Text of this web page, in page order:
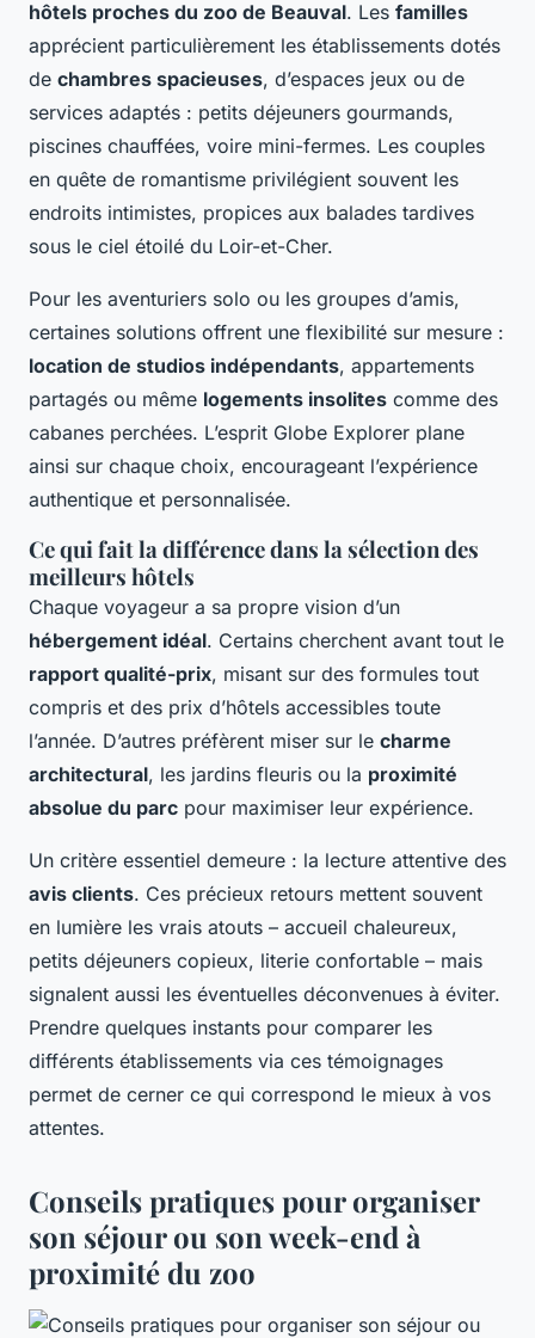
hôtels proches du zoo de Beauval. Les familles
apprécient particulièrement les établissements dotés
de chambres spacieuses, d’espaces jeux ou de
services adaptés : petits déjeuners gourmands,
piscines chauffées, voire mini-fermes. Les couples
en quête de romantisme privilégient souvent les
endroits intimistes, propices aux balades tardives
sous le ciel étoilé du Loir-et-Cher.
Pour les aventuriers solo ou les groupes d’amis,
certaines solutions offrent une flexibilité sur mesure :
location de studios indépendants, appartements
partagés ou même logements insolites comme des
cabanes perchées. L’esprit Globe Explorer plane
ainsi sur chaque choix, encourageant l’expérience
authentique et personnalisée.
Ce qui fait la différence dans la sélection des
meilleurs hôtels
Chaque voyageur a sa propre vision d’un
hébergement idéal. Certains cherchent avant tout le
rapport qualité-prix, misant sur des formules tout
compris et des prix d’hôtels accessibles toute
l’année. D’autres préfèrent miser sur le charme
architectural, les jardins fleuris ou la proximité
absolue du parc pour maximiser leur expérience.
Un critère essentiel demeure : la lecture attentive des
avis clients. Ces précieux retours mettent souvent
en lumière les vrais atouts – accueil chaleureux,
petits déjeuners copieux, literie confortable – mais
signalent aussi les éventuelles déconvenues à éviter.
Prendre quelques instants pour comparer les
différents établissements via ces témoignages
permet de cerner ce qui correspond le mieux à vos
attentes.
Conseils pratiques pour organiser
son séjour ou son week-end à
proximité du zoo